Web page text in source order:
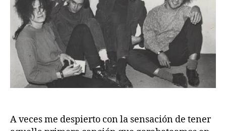
A veces me despierto con la sensación de tener